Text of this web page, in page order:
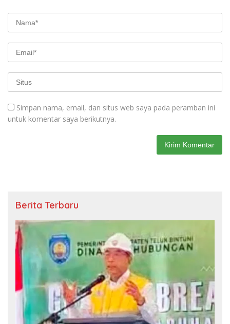
Simpan nama, email, dan situs web saya pada peramban ini
untuk komentar saya berikutnya.
Berita Terbaru